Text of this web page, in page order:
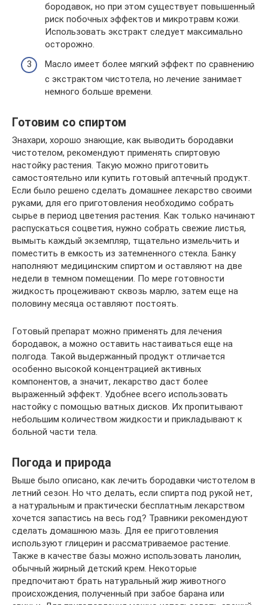
бородавок, но при этом существует повышенный
риск побочных эффектов и микротравм кожи.
Использовать экстракт следует максимально
осторожно.
Масло имеет более мягкий эффект по сравнению
с экстрактом чистотела, но лечение занимает
немного больше времени.
Готовим со спиртом
Знахари, хорошо знающие, как выводить бородавки
чистотелом, рекомендуют применять спиртовую
настойку растения. Такую можно приготовить
самостоятельно или купить готовый аптечный продукт.
Если было решено сделать домашнее лекарство своими
руками, для его приготовления необходимо собрать
сырье в период цветения растения. Как только начинают
распускаться соцветия, нужно собрать свежие листья,
вымыть каждый экземпляр, тщательно измельчить и
поместить в емкость из затемненного стекла. Банку
наполняют медицинским спиртом и оставляют на две
недели в темном помещении. По мере готовности
жидкость процеживают сквозь марлю, затем еще на
половину месяца оставляют постоять.
Готовый препарат можно применять для лечения
бородавок, а можно оставить настаиваться еще на
полгода. Такой выдержанный продукт отличается
особенно высокой концентрацией активных
компонентов, а значит, лекарство даст более
выраженный эффект. Удобнее всего использовать
настойку с помощью ватных дисков. Их пропитывают
небольшим количеством жидкости и прикладывают к
больной части тела.
Погода и природа
Выше было описано, как лечить бородавки чистотелом в
летний сезон. Но что делать, если спирта под рукой нет,
а натуральным и практически бесплатным лекарством
хочется запастись на весь год? Травники рекомендуют
сделать домашнюю мазь. Для ее приготовления
используют глицерин и рассматриваемое растение.
Также в качестве базы можно использовать ланолин,
обычный жирный детский крем. Некоторые
предпочитают брать натуральный жир животного
происхождения, полученный при забое барана или